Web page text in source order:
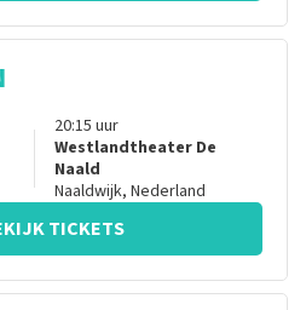
20:15 uur
Westlandtheater De
Naald
Naaldwijk, Nederland
TICKETS